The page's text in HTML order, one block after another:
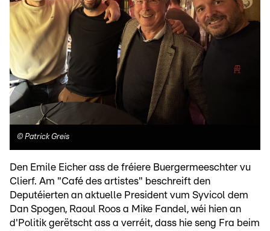
© Patrick Greis
Den Emile Eicher ass de fréiere Buergermeeschter vu
Clierf. Am "Café des artistes" beschreift den
Deputéierten an aktuelle President vum Syvicol dem
Dan Spogen, Raoul Roos a Mike Fandel, wéi hien an
d'Politik gerëtscht ass a verréit, dass hie seng Fra beim